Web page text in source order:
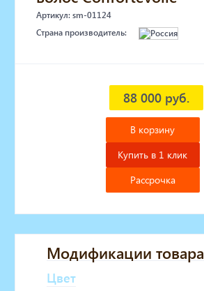
Артикул: sm-01124
Страна производитель:
88 000 руб.
В корзину
Купить в 1 клик
Рассрочка
Модификации товара
Цвет